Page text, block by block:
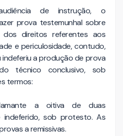
de instrução, o
prova testemunhal sobre
direitos referentes aos
e periculosidade, contudo,
indeferiu a produção de prova
técnico conclusivo, sob
termos:
a oitiva de duas
sob protesto. As
a remissivas.